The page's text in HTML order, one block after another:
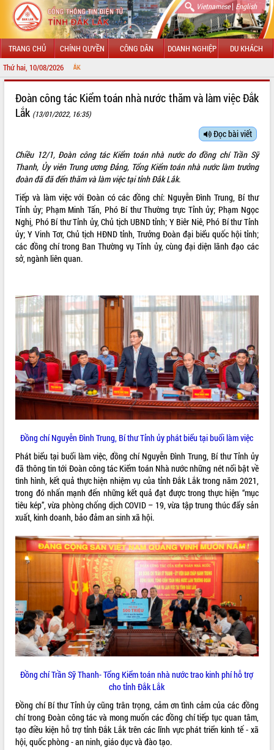
Vietnamese| English
TRANG CHỦ CHÍNH QUYỀN CÔNG DÂN DOANH NGHIỆP DU KHÁCH
Thứ hai, 10/08/2026
LÃNH ĐẠO UBND TỈNH
SỞ, BAN, NGÀNH
THÔNG TIN CHỈ ĐẠO ĐIỀU HÀNH
HỆ THỐNG VĂN BẢN
VĂN BẢN HĐND TỈNH
QUY HOẠCH - KẾ HOẠCH
VIDEO
Loading the player...
Trailer Lễ hội Sầu riêng Đắk Lắk năm
2026
Khám bệnh, cấp phát thuốc miễn phí
và tặng quà người dân xã Cư Pui
tháng 7/2026
Lễ truy tặng danh hiệu “Bà Mẹ Việt
Nam Anh hùng” và trao Huân chương
Lao động
UBND tỉnh Đắk Lắk triển khai nhiệm
vụ 6 tháng cuối năm 2026
ALBUM ẢNH
Đoàn công tác Kiểm toán nhà nước thăm và làm việc Đắk
Lắk (13/01/2022, 16:35)
Đọc bài viết
Chiều 12/1, Đoàn công tác Kiểm toán nhà nước do đồng chí Trần Sỹ
Thanh, Ủy viên Trung ương Đảng, Tổng Kiểm toán nhà nước làm trưởng
đoàn đã đã đến thăm và làm việc tại tỉnh Đắk Lắk.
Tiếp và làm việc với Đoàn có các đồng chí: Nguyễn Đình Trung, Bí thư
Tỉnh ủy; Phạm Minh Tấn, Phó Bí thư Thường trực Tỉnh ủy; Phạm Ngọc
Nghị, Phó Bí thư Tỉnh ủy, Chủ tịch UBND tỉnh; Y Biêr Niê, Phó Bí thư Tỉnh
ủy; Y Vinh Tơr, Chủ tịch HĐND tỉnh, Trưởng Đoàn đại biểu quốc hội tỉnh;
các đồng chí trong Ban Thường vụ Tỉnh ủy, cùng đại diện lãnh đạo các
sở, ngành liên quan.
Đồng chí Nguyễn Đình Trung, Bí thư Tỉnh ủy phát biểu tại buổi làm việc
Phát biểu tại buổi làm việc, đồng chí Nguyễn Đình Trung, Bí thư Tỉnh ủy
đã thông tin tới Đoàn công tác Kiểm toán Nhà nước những nét nổi bật về
tình hình, kết quả thực hiện nhiệm vụ của tỉnh Đắk Lắk trong năm 2021,
trong đó nhấn mạnh đến những kết quả đạt được trong thực hiện “mục
tiêu kép”, vừa phòng chống dịch COVID – 19, vừa tập trung thúc đẩy sản
xuất, kinh doanh, bảo đảm an sinh xã hội.
Đồng chí Trần Sỹ Thanh- Tổng Kiểm toán nhà nước trao kinh phí hỗ trợ
cho tỉnh Đắk Lắk
Đồng chí Bí thư Tỉnh ủy cũng trân trọng, cảm ơn tình cảm của các đồng
chí trong Đoàn công tác và mong muốn các đồng chí tiếp tục quan tâm,
tạo điều kiện hỗ trợ tỉnh Đắk Lắk trên các lĩnh vực phát triển kinh tế - xã
hội, quốc phòng - an ninh, giáo dục và đào tạo.